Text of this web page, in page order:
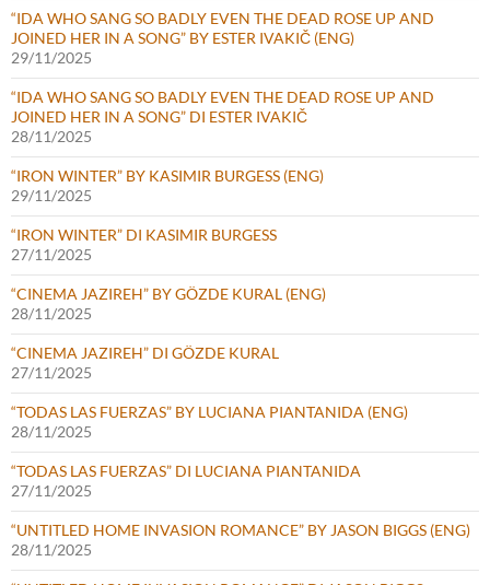
“IDA WHO SANG SO BADLY EVEN THE DEAD ROSE UP AND
JOINED HER IN A SONG” BY ESTER IVAKIČ (ENG)
29/11/2025
“IDA WHO SANG SO BADLY EVEN THE DEAD ROSE UP AND
JOINED HER IN A SONG” DI ESTER IVAKIČ
28/11/2025
“IRON WINTER” BY KASIMIR BURGESS (ENG)
29/11/2025
“IRON WINTER” DI KASIMIR BURGESS
27/11/2025
“CINEMA JAZIREH” BY GÖZDE KURAL (ENG)
28/11/2025
“CINEMA JAZIREH” DI GÖZDE KURAL
27/11/2025
“TODAS LAS FUERZAS” BY LUCIANA PIANTANIDA (ENG)
28/11/2025
“TODAS LAS FUERZAS” DI LUCIANA PIANTANIDA
27/11/2025
“UNTITLED HOME INVASION ROMANCE” BY JASON BIGGS (ENG)
28/11/2025